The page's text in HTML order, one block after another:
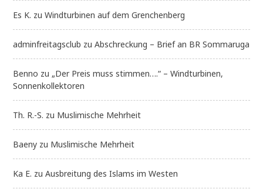
Es K. zuWindturbinen auf dem Grenchenberg
adminfreitagsclub zuAbschreckung – Brief an BR Sommaruga
Benno zu „Der Preis muss stimmen….“ – Windturbinen,
Sonnenkollektoren
Th. R.-S. zu Muslimische Mehrheit
Baeny zu Muslimische Mehrheit
Ka E. zuAusbreitung des Islams im Westen